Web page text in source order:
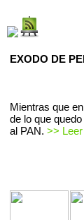
EXODO DE
Mientras que
de lo que
al PAN. >>